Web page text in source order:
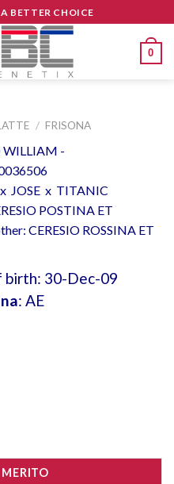
BETTER CHOICE
0
/ FRISONA
WILLIAM -
JOSE x TITANIC
POSTINA ET
CERESIO ROSSINA ET
birth: 30-Dec-09
: AE